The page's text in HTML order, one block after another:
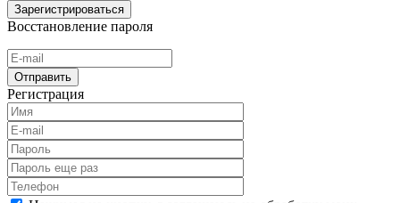
Зарегистрироваться
Восстановление пароля
Отправить
Регистрация